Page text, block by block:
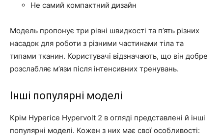
Не самий компактний дизайн
Модель пропонує три рівні швидкості та п’ять різних
насадок для роботи з різними частинами тіла та
типами тканин. Користувачі відзначають, що він добре
розслабляє м’язи після інтенсивних тренувань.
Інші популярні моделі
Крім Hyperice Hypervolt 2 в огляді представлені й інші
популярні моделі. Кожен з них має свої особливості: